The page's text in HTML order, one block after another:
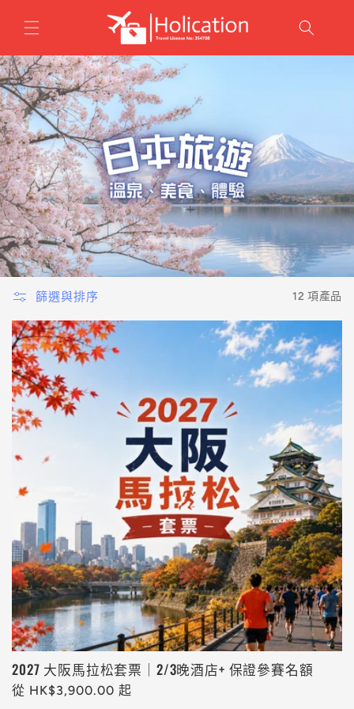
容
篩選與排序 12 項產品
2027 大阪馬拉松套票｜2/3晚酒店+ 保證參賽名額
定
從 HK$3,900.00 起